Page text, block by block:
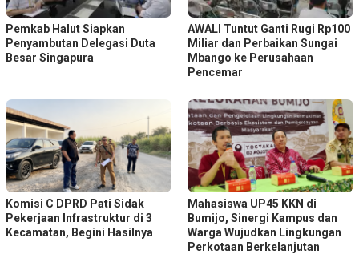
Pemkab Halut Siapkan
Penyambutan Delegasi Duta
Besar Singapura
AWALI Tuntut Ganti Rugi Rp100
Miliar dan Perbaikan Sungai
Mbango ke Perusahaan
Pencemar
Komisi C DPRD Pati Sidak
Pekerjaan Infrastruktur di 3
Kecamatan, Begini Hasilnya
Mahasiswa UP45 KKN di
Bumijo, Sinergi Kampus dan
Warga Wujudkan Lingkungan
Perkotaan Berkelanjutan